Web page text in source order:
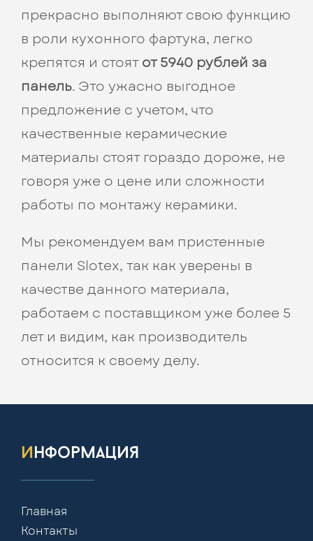
прекрасно выполняют свою функцию
в роли кухонного фартука, легко
крепятся и стоят от 5940 рублей за
панель. Это ужасно выгодное
предложение с учетом, что
качественные керамические
материалы стоят гораздо дороже, не
говоря уже о цене или сложности
работы по монтажу керамики.
Мы рекомендуем вам пристенные
панели Slotex, так как уверены в
качестве данного материала,
работаем с поставщиком уже более 5
лет и видим, как производитель
относится к своему делу.
информация
Главная
Контакты